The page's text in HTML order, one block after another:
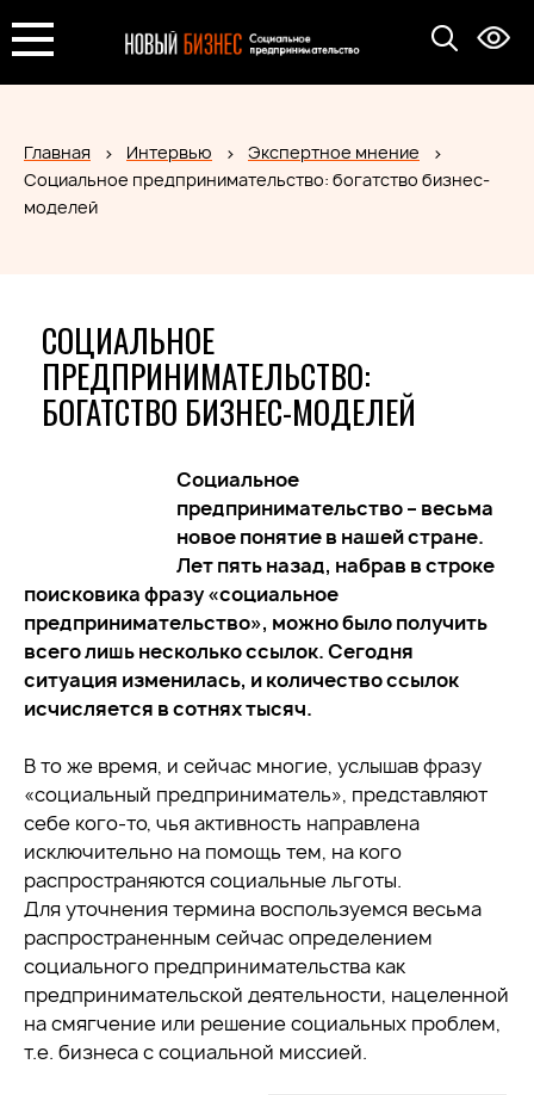
Главная Интервью
Экспертное мнение
Социальное предпринимательство: богатство бизнес-
моделей
СОЦИАЛЬНОЕ
ПРЕДПРИНИМАТЕЛЬСТВО:
БОГАТСТВО БИЗНЕС-МОДЕЛЕЙ
Социальное
предпринимательство – весьма
новое понятие в нашей стране.
Лет пять назад, набрав в строке
поисковика фразу «социальное
предпринимательство», можно было получить
всего лишь несколько ссылок. Сегодня
ситуация изменилась, и количество ссылок
исчисляется в сотнях тысяч.
В то же время, и сейчас многие, услышав фразу
«социальный предприниматель», представляют
себе кого-то, чья активность направлена
исключительно на помощь тем, на кого
распространяются социальные льготы.
Для уточнения термина воспользуемся весьма
распространенным сейчас определением
социального предпринимательства как
предпринимательской деятельности, нацеленной
на смягчение или решение социальных проблем,
т.е. бизнеса с социальной миссией.